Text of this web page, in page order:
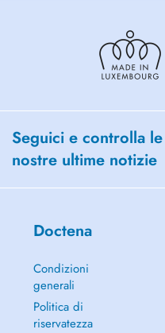
Seguici e controlla le
nostre ultime notizie
Doctena
Condizioni
generali
Politica di
riservatezza